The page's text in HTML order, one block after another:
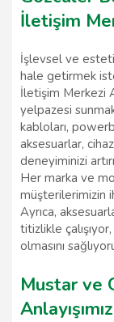
İletişim
İşlevsel ve
hale getirmek
İletişim Merkezi
yelpazesi
kabloları,
aksesuarlar,
deneyiminizi
Her marka ve
müşterilerimizin
Ayrıca,
titizlikle
olmasını
Mustar ve
Anlayışımız